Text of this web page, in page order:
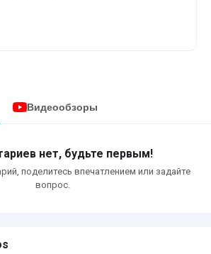
Видеообзоры
нет, будьте первым!
поделитесь впечатлением или задайте
вопрос.